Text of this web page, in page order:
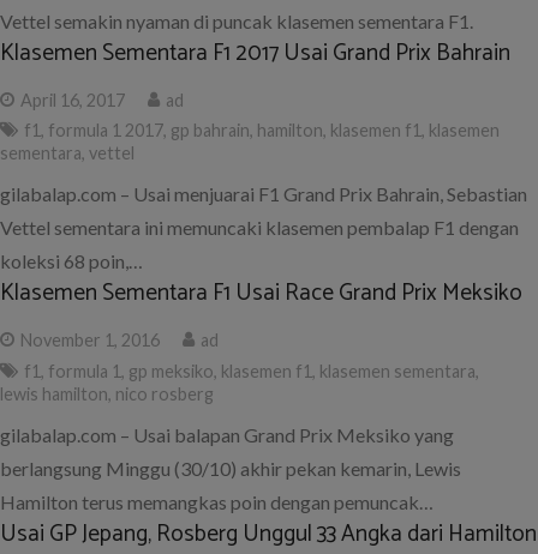
Vettel semakin nyaman di puncak klasemen sementara F1.
Klasemen Sementara F1 2017 Usai Grand Prix Bahrain
April 16, 2017
ad
f1 , formula 1 2017, gp bahrain, hamilton, klasemen f1 , klasemen
sementara, vettel
gilabalap.com – Usai menjuarai F1 Grand Prix Bahrain, Sebastian
Vettel sementara ini memuncaki klasemen pembalap F1 dengan
koleksi 68 poin,…
Klasemen Sementara F1 Usai Race Grand Prix Meksiko
November 1, 2016
ad
f1 , formula 1 , gp meksiko, klasemen f1 , klasemen sementara,
lewis hamilton, nico rosberg
gilabalap.com – Usai balapan Grand Prix Meksiko yang
berlangsung Minggu (30/10) akhir pekan kemarin, Lewis
Hamilton terus memangkas poin dengan pemuncak…
Usai GP Jepang, Rosberg Unggul 33 Angka dari Hamilton